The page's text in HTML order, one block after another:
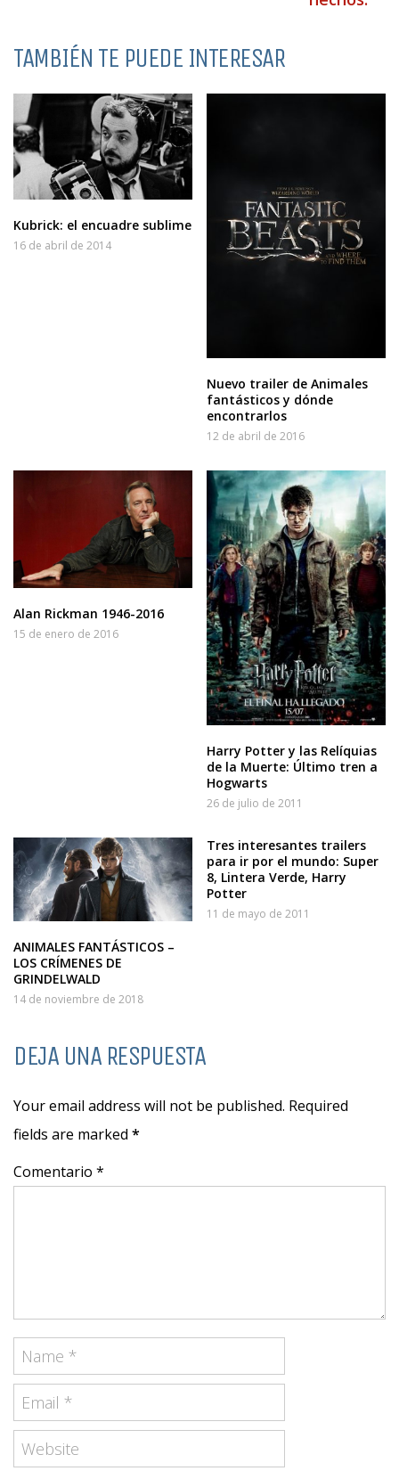
TAMBIÉN TE PUEDE INTERESAR
Kubrick: el encuadre sublime
16 de abril de 2014
Nuevo trailer de Animales
fantásticos y dónde
encontrarlos
12 de abril de 2016
Alan Rickman 1946-2016
15 de enero de 2016
Harry Potter y las Relíquias
de la Muerte: Último tren a
Hogwarts
26 de julio de 2011
ANIMALES FANTÁSTICOS –
LOS CRÍMENES DE
GRINDELWALD
14 de noviembre de 2018
Tres interesantes trailers
para ir por el mundo: Super
8, Lintera Verde, Harry
Potter
11 de mayo de 2011
DEJA UNA RESPUESTA
Your email address will not be published. Required
fields are marked *
Comentario *